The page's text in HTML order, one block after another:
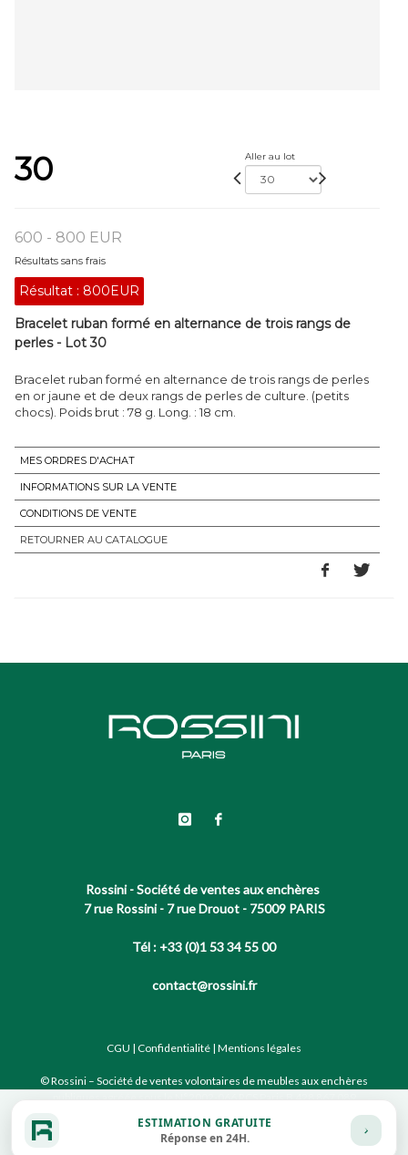
30 Aller au lot
600 - 800 EUR
Résultats sans frais
Résultat : 800EUR
Bracelet ruban formé en alternance de trois rangs de
perles - Lot 30
Bracelet ruban formé en alternance de trois rangs de perles
en or jaune et de deux rangs de perles de culture. (petits
chocs). Poids brut : 78 g. Long. : 18 cm.
MES ORDRES D'ACHAT
INFORMATIONS SUR LA VENTE
CONDITIONS DE VENTE
RETOURNER AU CATALOGUE
Rossini - Société de ventes aux enchères
7 rue Rossini - 7 rue Drouot - 75009 PARIS
Tél : +33 (0)1 53 34 55 00
contact@rossini.fr
CGU | Confidentialité | Mentions légales
© Rossini – Société de ventes volontaires de meubles aux enchères
Site conçu par notre partenaire
ESTIMATION GRATUITE
Réponse en 24H.